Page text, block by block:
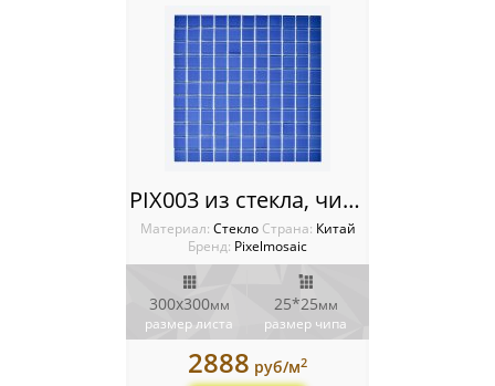
PIX003 из стекла, чип 25х25 мм, сетка 300х300х4 мм
Материал: Стекло Cтрана: Китай
Бренд: Pixelmosaic
300х300мм
размер листа
25*25мм
размер чипа
2888 руб/м2